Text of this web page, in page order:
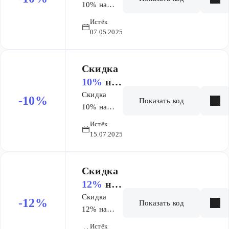
10% на
полного
Рефреш+
ОГЭ
Истёк
07.05.2025
-10%
Скидка
10% на
заказ
Скидка
10% на
месяц
+9 месяцев
ЕГЭ
Истёк
15.07.2025
Показать код
-12%
Скидка
12% на
заказ
Скидка
12% на
Истёк
Показать код